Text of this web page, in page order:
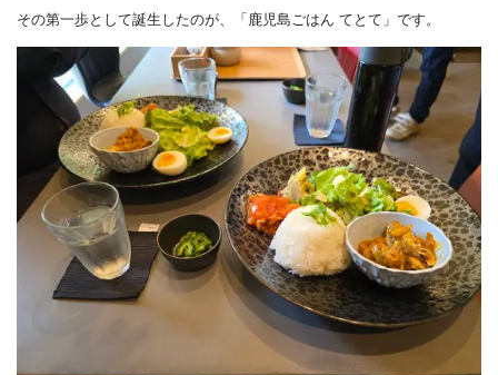
その第一歩として誕生したのが、「鹿児島ごはん てとて」です。